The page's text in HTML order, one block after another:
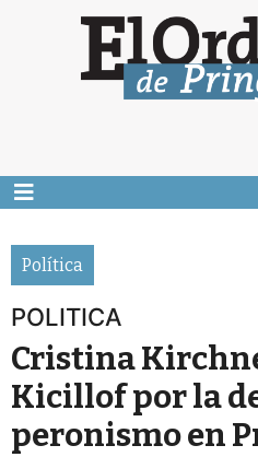
Política
POLITICA
Cristina
Kicillof por la
peronismo en